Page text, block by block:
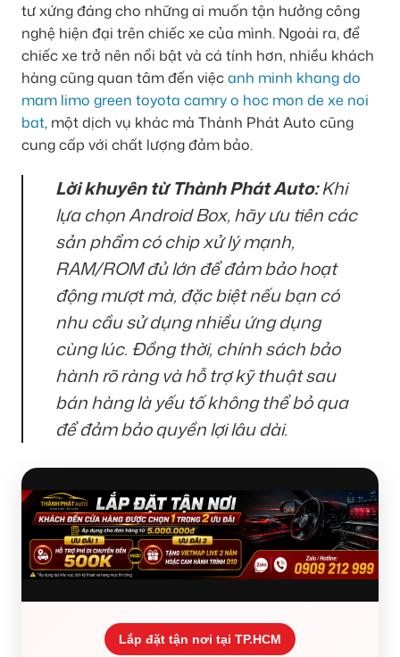
tư xứng đáng cho những ai muốn tận hưởng công
nghệ hiện đại trên chiếc xe của mình. Ngoài ra, để
chiếc xe trở nên nổi bật và cá tính hơn, nhiều khách
hàng cũng quan tâm đến việcanh minh khang do
mam limo green toyota camry o hoc mon de xe noi
bat, một dịch vụ khác mà Thành Phát Auto cũng
cung cấp với chất lượng đảm bảo.
Lời khuyên từ Thành Phát Auto:Khi
lựa chọn Android Box, hãy ưu tiên các
sản phẩm có chip xử lý mạnh,
RAM/ROM đủ lớn để đảm bảo hoạt
động mượt mà, đặc biệt nếu bạn có
nhu cầu sử dụng nhiều ứng dụng
cùng lúc. Đồng thời, chính sách bảo
hành rõ ràng và hỗ trợ kỹ thuật sau
bán hàng là yếu tố không thể bỏ qua
để đảm bảo quyền lợi lâu dài.
Lắp đặt tận nơi tại TP.HCM